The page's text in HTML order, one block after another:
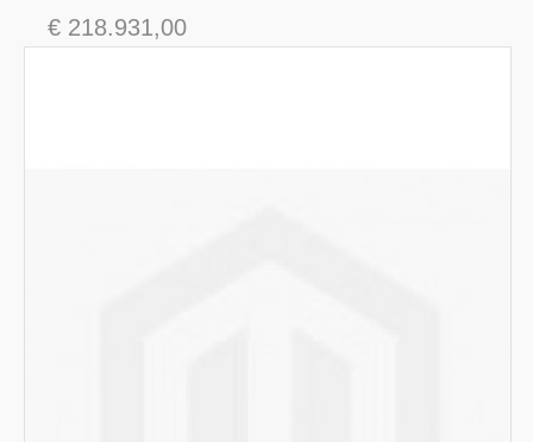
€ 218.931,00